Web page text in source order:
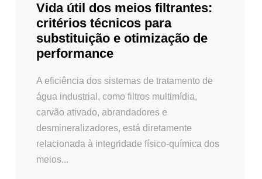
Vida útil dos meios filtrantes:
critérios técnicos para
substituição e otimização de
performance
A eficiência dos sistemas de tratamento de
água industrial, como filtros multimídia,
carvão ativado, abrandadores e
desmineralizadores, está diretamente
relacionada à integridade físico-química dos
meios...